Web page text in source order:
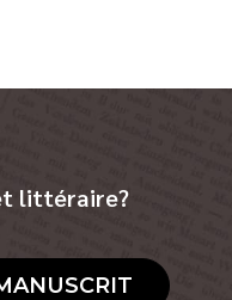
littéraire?